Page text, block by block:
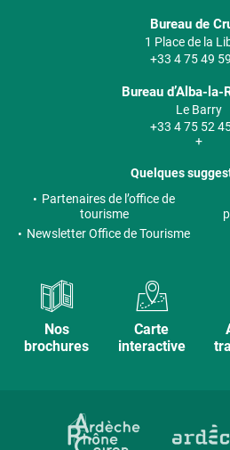
Bureau de
1 Place de la
+33 4 75 49
Bureau d’Alba-la-
Le Barry
+33 4 75 52
+
Quelques
Partenaires de l’office de
tourisme
Newsletter Office de Tourisme
Nos
brochures
Carte
interactive